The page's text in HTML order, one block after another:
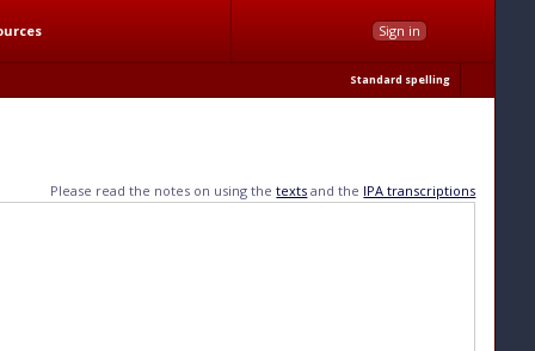
Sign in
Standard spelling
Please read the notes on using thetexts and the IPA transcriptions